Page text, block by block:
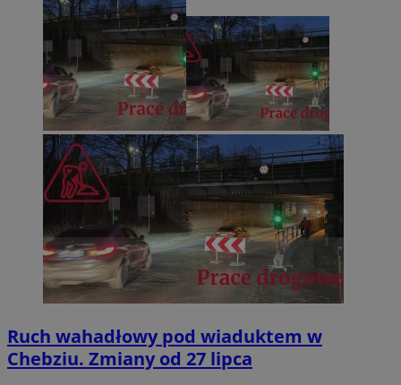
Ruch wahadłowy pod wiaduktem w
Chebziu. Zmiany od 27 lipca